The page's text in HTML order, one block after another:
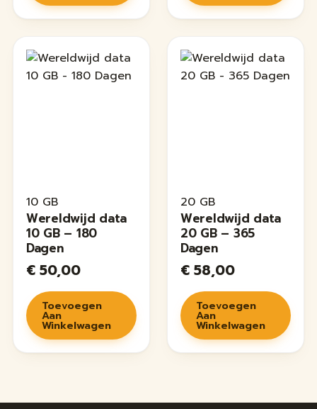
10 GB
Wereldwijd data
10 GB – 180
Dagen
€ 50,00
Toevoegen
Aan
Winkelwagen
20 GB
Wereldwijd data
20 GB – 365
Dagen
€ 58,00
Toevoegen
Aan
Winkelwagen